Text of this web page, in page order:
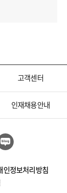
고객센터
인재채용안내
인정보처리방침